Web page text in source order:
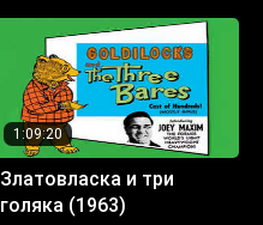
1:09:20
Златовласка и три
голяка (1963)